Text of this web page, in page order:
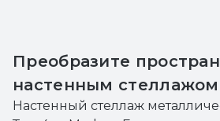
Преобразите
настенным
Настенный стеллаж